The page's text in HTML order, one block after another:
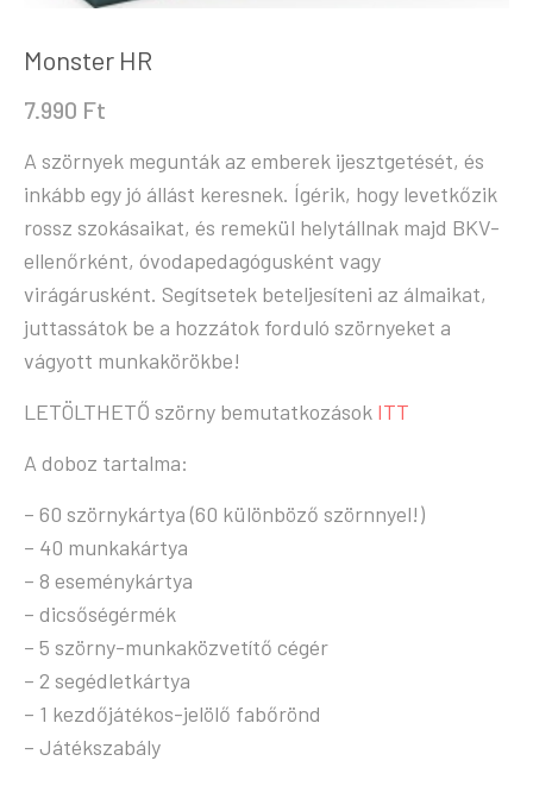
Monster HR
7.990 Ft
A szörnyek megunták az emberek ijesztgetését, és
inkább egy jó állást keresnek. Ígérik, hogy levetkőzik
rossz szokásaikat, és remekül helytállnak majd BKV-
ellenőrként, óvodapedagógusként vagy
virágárusként. Segítsetek beteljesíteni az álmaikat,
juttassátok be a hozzátok forduló szörnyeket a
vágyott munkakörökbe!
LETÖLTHETŐ szörny bemutatkozások ITT
A doboz tartalma:
– 60 szörnykártya (60 különböző szörnnyel!)
– 40 munkakártya
– 8 eseménykártya
– dicsőségérmék
– 5 szörny-munkaközvetítő cégér
– 2 segédletkártya
– 1 kezdőjátékos-jelölő fabőrönd
– Játékszabály